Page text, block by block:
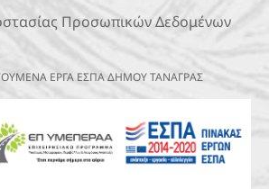
Προσωπικών Δεδομένων
ΕΡΓΑ ΕΣΠΑ ΔΗΜΟΥ ΤΑΝΑΓΡΑΣ